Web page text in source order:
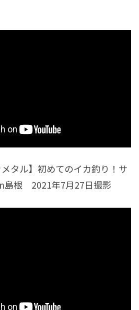
タル】初めてのイカ釣り！サ
島根 2021年7月27日撮影